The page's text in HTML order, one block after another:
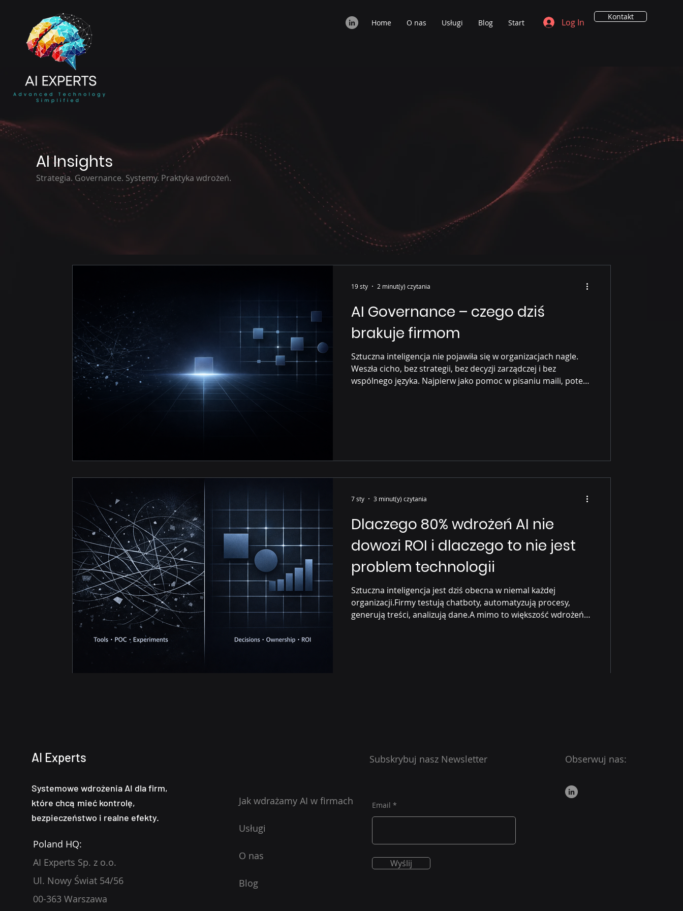
Home O nas Usługi Blog Start Log In
Kontakt
AI Insights
Strategia. Governance. Systemy. Praktyka wdrożeń.
AI Governance – czego dziś
brakuje firmom
Sztuczna inteligencja nie pojawiła się w organizacjach nagle.
Weszła cicho, bez strategii, bez decyzji zarządczej i bez
wspólnego języka. Najpierw jako pomoc w pisaniu maili, potem
19 sty 2 minut(y) czytania
Dlaczego 80% wdrożeń AI nie
dowozi ROI i dlaczego to nie jest
problem technologii
Sztuczna inteligencja jest dziś obecna w niemal każdej
organizacji.Firmy testują chatboty, automatyzują procesy,
generują treści, analizują dane.A mimo to większość wdrożeń
7 sty 3 minut(y) czytania
AI Experts
Systemowe wdrożenia AI dla firm,
które chcą mieć kontrolę,
bezpieczeństwo i realne efekty.
Poland HQ:
AI Experts Sp. z o.o.
Ul. Nowy Świat 54/56
00-363 Warszawa
Jak wdrażamy AI w firmach
Usługi
O nas
Blog
Subskrybuj nasz Newsletter
Email
Wyślij
Obserwuj nas: